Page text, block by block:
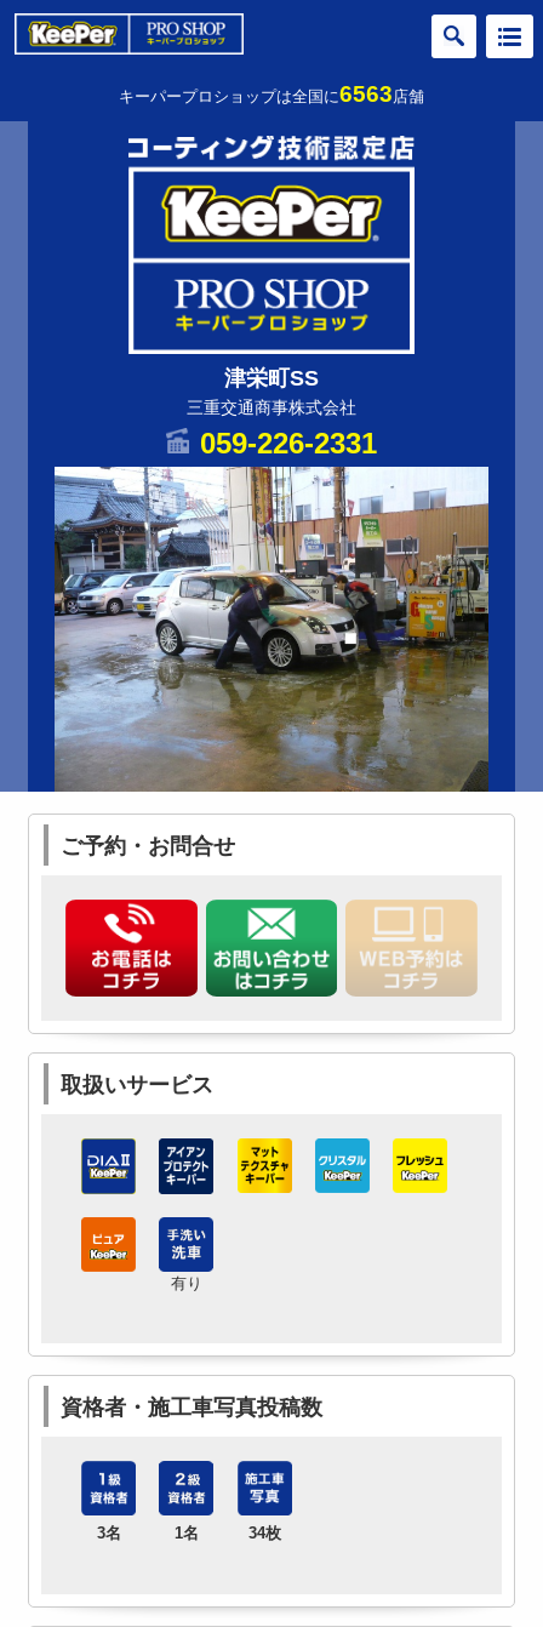
キーパープロショップは全国に6563店舗
津栄町SS
三重交通商事株式会社
059-226-2331
ご予約・お問合せ
取扱いサービス
有り
資格者・施工車写真投稿数
3名 1名 34枚